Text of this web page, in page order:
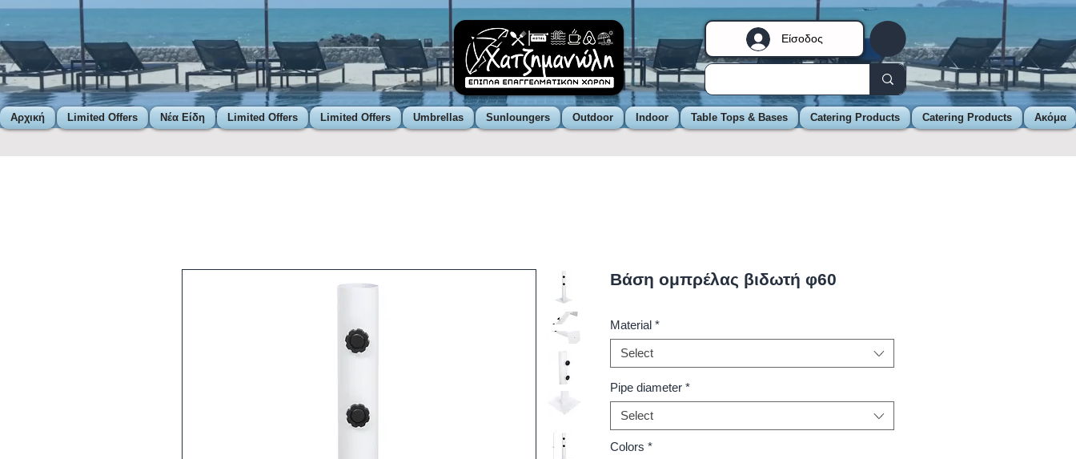
Είσοδος
Αρχική Limited Offers Νέα Είδη Limited Offers Limited Offers Umbrellas Sunloungers Outdoor Indoor Table Tops & Bases Catering Products Catering Products Ακόμα
Βάση ομπρέλας βιδωτή φ60
Material *
Select
Pipe diameter *
Select
Colors *